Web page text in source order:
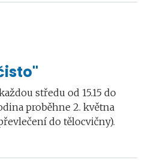
středu od 15.15 do
proběhne 2. května
do tělocvičny).